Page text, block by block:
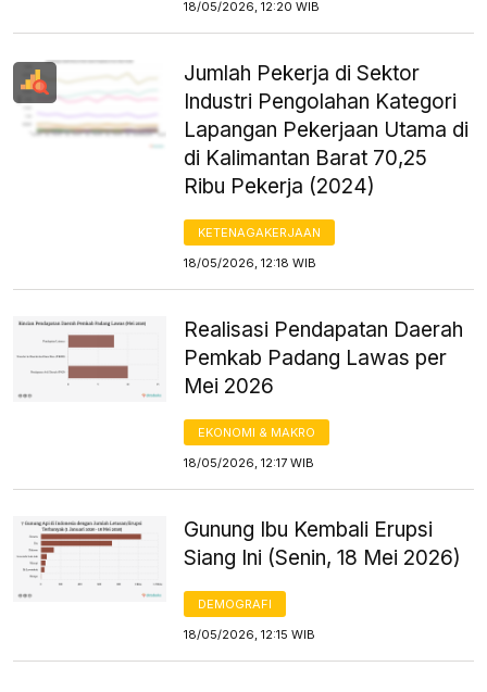
18/05/2026, 12:20 WIB
Jumlah Pekerja di Sektor
Industri Pengolahan Kategori
Lapangan Pekerjaan Utama di
di Kalimantan Barat 70,25
Ribu Pekerja (2024)
KETENAGAKERJAAN
18/05/2026, 12:18 WIB
Realisasi Pendapatan Daerah
Pemkab Padang Lawas per
Mei 2026
EKONOMI & MAKRO
18/05/2026, 12:17 WIB
Gunung Ibu Kembali Erupsi
Siang Ini (Senin, 18 Mei 2026)
DEMOGRAFI
18/05/2026, 12:15 WIB